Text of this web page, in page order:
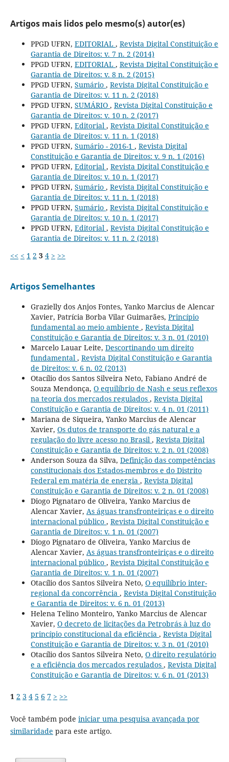
Artigos mais lidos pelo mesmo(s) autor(es)
PPGD UFRN, EDITORIAL , Revista Digital Constituição e
Garantia de Direitos: v. 7 n. 2 (2014)
PPGD UFRN, EDITORIAL , Revista Digital Constituição e
Garantia de Direitos: v. 8 n. 2 (2015)
PPGD UFRN, Sumário , Revista Digital Constituição e
Garantia de Direitos: v. 11 n. 2 (2018)
PPGD UFRN, SUMÁRIO , Revista Digital Constituição e
Garantia de Direitos: v. 10 n. 2 (2017)
PPGD UFRN, Editorial , Revista Digital Constituição e
Garantia de Direitos: v. 11 n. 1 (2018)
PPGD UFRN, Sumário - 2016-1 , Revista Digital
Constituição e Garantia de Direitos: v. 9 n. 1 (2016)
PPGD UFRN, Editorial , Revista Digital Constituição e
Garantia de Direitos: v. 10 n. 1 (2017)
PPGD UFRN, Sumário , Revista Digital Constituição e
Garantia de Direitos: v. 11 n. 1 (2018)
PPGD UFRN, Sumário , Revista Digital Constituição e
Garantia de Direitos: v. 10 n. 1 (2017)
PPGD UFRN, Editorial , Revista Digital Constituição e
Garantia de Direitos: v. 11 n. 2 (2018)
<< < 1 2 3 4 > >>
Artigos Semelhantes
Grazielly dos Anjos Fontes, Yanko Marcius de Alencar
Xavier, Patrícia Borba Vilar Guimarães, Princípio
fundamental ao meio ambiente , Revista Digital
Constituição e Garantia de Direitos: v. 3 n. 01 (2010)
Marcelo Lauar Leite, Descortinando um direito
fundamental , Revista Digital Constituição e Garantia
de Direitos: v. 6 n. 02 (2013)
Otacílio dos Santos Silveira Neto, Fabiano André de
Souza Mendonça, O equilíbrio de Nash e seus reflexos
na teoria dos mercados regulados , Revista Digital
Constituição e Garantia de Direitos: v. 4 n. 01 (2011)
Mariana de Siqueira, Yanko Marcius de Alencar
Xavier, Os dutos de transporte do gás natural e a
regulação do livre acesso no Brasil , Revista Digital
Constituição e Garantia de Direitos: v. 2 n. 01 (2008)
Anderson Souza da Silva, Definição das competências
constitucionais dos Estados-membros e do Distrito
Federal em matéria de energia , Revista Digital
Constituição e Garantia de Direitos: v. 2 n. 01 (2008)
Diogo Pignataro de Oliveira, Yanko Marcius de
Alencar Xavier, As águas transfronteiriças e o direito
internacional público , Revista Digital Constituição e
Garantia de Direitos: v. 1 n. 01 (2007)
Diogo Pignataro de Oliveira, Yanko Marcius de
Alencar Xavier, As águas transfronteiriças e o direito
internacional público , Revista Digital Constituição e
Garantia de Direitos: v. 1 n. 01 (2007)
Otacílio dos Santos Silveira Neto, O equilíbrio inter-
regional da concorrência , Revista Digital Constituição
e Garantia de Direitos: v. 6 n. 01 (2013)
Helena Telino Monteiro, Yanko Marcius de Alencar
Xavier, O decreto de licitações da Petrobrás à luz do
princípio constitucional da eficiência , Revista Digital
Constituição e Garantia de Direitos: v. 3 n. 01 (2010)
Otacílio dos Santos Silveira Neto, O direito regulatório
e a eficiência dos mercados regulados , Revista Digital
Constituição e Garantia de Direitos: v. 6 n. 01 (2013)
1 2 3 4 5 6 7 > >>
Você também pode iniciar uma pesquisa avançada por
similaridade para este artigo.